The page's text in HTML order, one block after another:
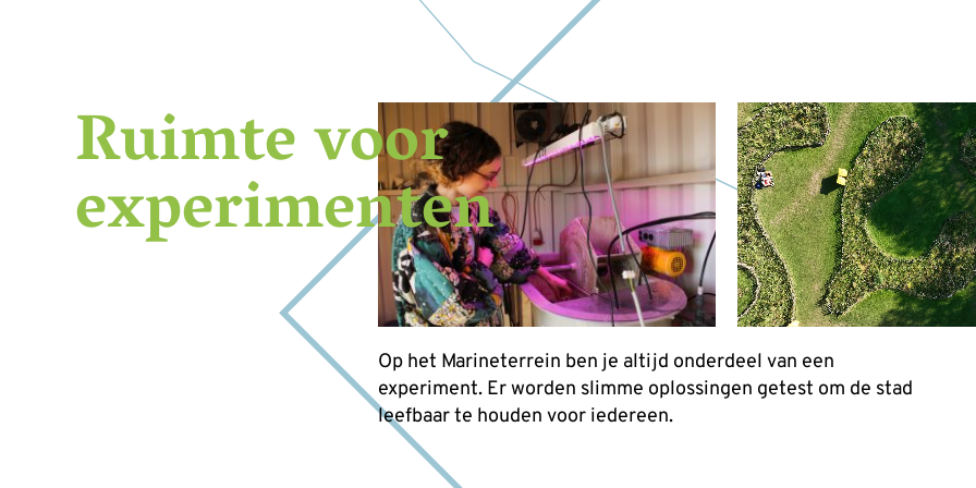
Ruimte voor
experimenten
Op het Marineterrein ben je altijd onderdeel van een
experiment. Er worden slimme oplossingen getest om de stad
leefbaar te houden voor iedereen.